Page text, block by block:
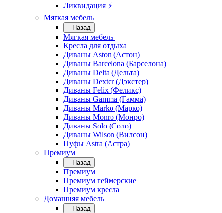
Ликвидация ⚡
Мягкая мебель
Назад
Мягкая мебель
Кресла для отдыха
Диваны Aston (Астон)
Диваны Barcelona (Барселона)
Диваны Delta (Дельта)
Диваны Dexter (Дэкстер)
Диваны Felix (Феликс)
Диваны Gamma (Гамма)
Диваны Marko (Марко)
Диваны Monro (Монро)
Диваны Solo (Соло)
Диваны Wilson (Вилсон)
Пуфы Astra (Астра)
Премиум
Назад
Премиум
Премиум геймерские
Премиум кресла
Домашняя мебель
Назад